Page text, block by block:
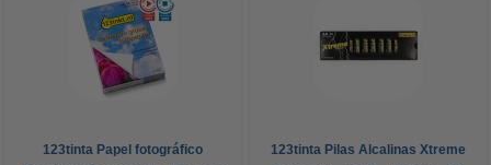
123tinta Papel fotográfico
123tinta Pilas Alcalinas Xtreme